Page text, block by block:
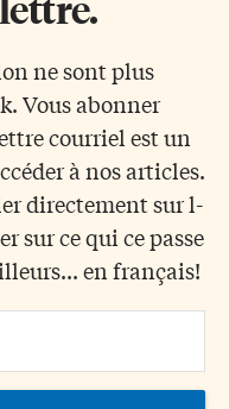
ne sont plus
Vous abonner
courriel est un
à nos articles.
directement sur l-
sur ce qui ce passe
en français!